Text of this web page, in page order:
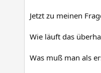
Jetzt zu meinen
Wie läuft das
Was muß man als